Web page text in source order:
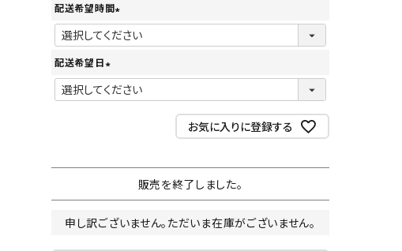
配送希望時間
(
必
)
配送希望日
(
必
お気に入りに登録する
販売を終了しました。
申し訳ございません。ただいま在庫がございません。